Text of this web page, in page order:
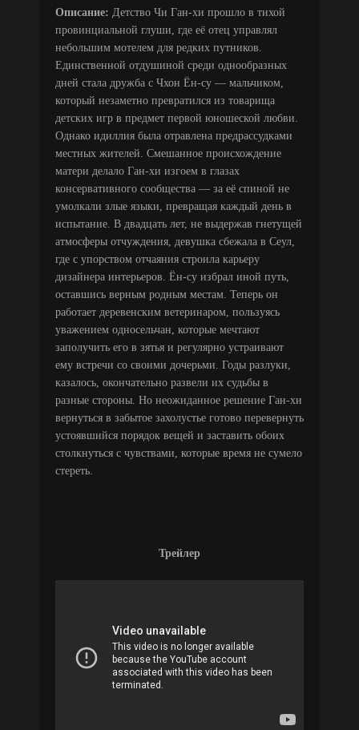
Описание: Детство Чи Ган-хи прошло в тихой
провинциальной глуши, где её отец управлял
небольшим мотелем для редких путников.
Единственной отдушиной среди однообразных
дней стала дружба с Чхон Ён-су — мальчиком,
который незаметно превратился из товарища
детских игр в предмет первой юношеской любви.
Однако идиллия была отравлена предрассудками
местных жителей. Смешанное происхождение
матери делало Ган-хи изгоем в глазах
консервативного сообщества — за её спиной не
умолкали злые языки, превращая каждый день в
испытание. В двадцать лет, не выдержав гнетущей
атмосферы отчуждения, девушка сбежала в Сеул,
где с упорством отчаяния строила карьеру
дизайнера интерьеров. Ён-су избрал иной путь,
оставшись верным родным местам. Теперь он
работает деревенским ветеринаром, пользуясь
уважением односельчан, которые мечтают
заполучить его в зятья и регулярно устраивают
ему встречи со своими дочерьми. Годы разлуки,
казалось, окончательно развели их судьбы в
разные стороны. Но неожиданное решение Ган-хи
вернуться в забытое захолустье готово перевернуть
устоявшийся порядок вещей и заставить обоих
столкнуться с чувствами, которые время не сумело
стереть.
Трейлер